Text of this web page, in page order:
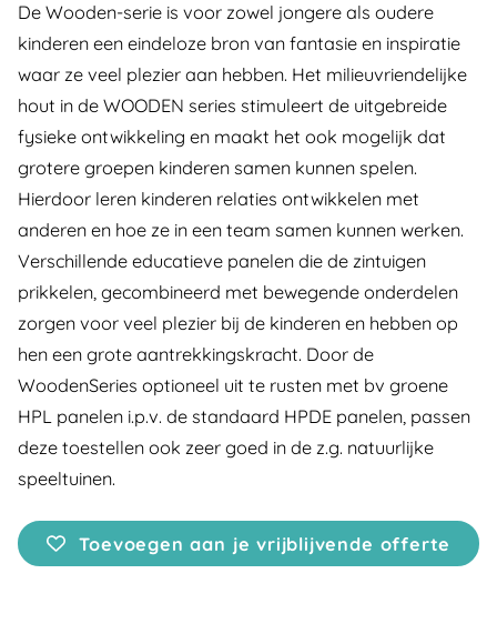
De Wooden-serie is voor zowel jongere als oudere
kinderen een eindeloze bron van fantasie en inspiratie
waar ze veel plezier aan hebben. Het milieuvriendelijke
hout in de WOODEN series stimuleert de uitgebreide
fysieke ontwikkeling en maakt het ook mogelijk dat
grotere groepen kinderen samen kunnen spelen.
Hierdoor leren kinderen relaties ontwikkelen met
anderen en hoe ze in een team samen kunnen werken.
Verschillende educatieve panelen die de zintuigen
prikkelen, gecombineerd met bewegende onderdelen
zorgen voor veel plezier bij de kinderen en hebben op
hen een grote aantrekkingskracht. Door de
WoodenSeries optioneel uit te rusten met bv groene
HPL panelen i.p.v. de standaard HPDE panelen, passen
deze toestellen ook zeer goed in de z.g. natuurlijke
speeltuinen.
Toevoegen aan je vrijblijvende offerte